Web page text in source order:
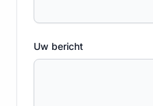
Uw bericht